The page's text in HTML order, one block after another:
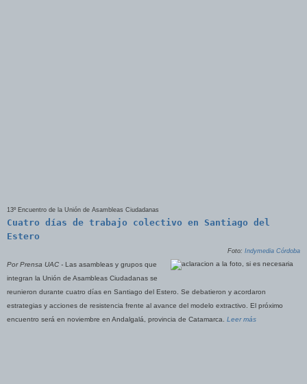
13º Encuentro de la Unión de Asambleas Ciudadanas
Cuatro días de trabajo colectivo en Santiago del
Estero
Foto: Indymedia Córdoba
Por Prensa UAC - Las asambleas y grupos que
integran la Unión de Asambleas Ciudadanas se
reunieron durante cuatro días en Santiago del Estero. Se debatieron y acordaron
estrategias y acciones de resistencia frente al avance del modelo extractivo. El próximo
encuentro será en noviembre en Andalgalá, provincia de Catamarca. Leer más